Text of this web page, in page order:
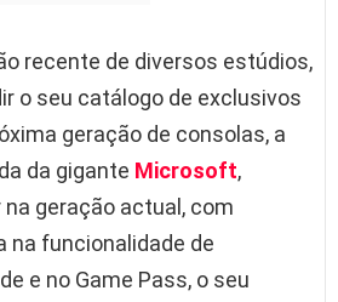
recente de diversos estúdios,
o seu catálogo de exclusivos
geração de consolas, a
da gigante Microsoft,
geração actual, com
na funcionalidade de
e no Game Pass, o seu